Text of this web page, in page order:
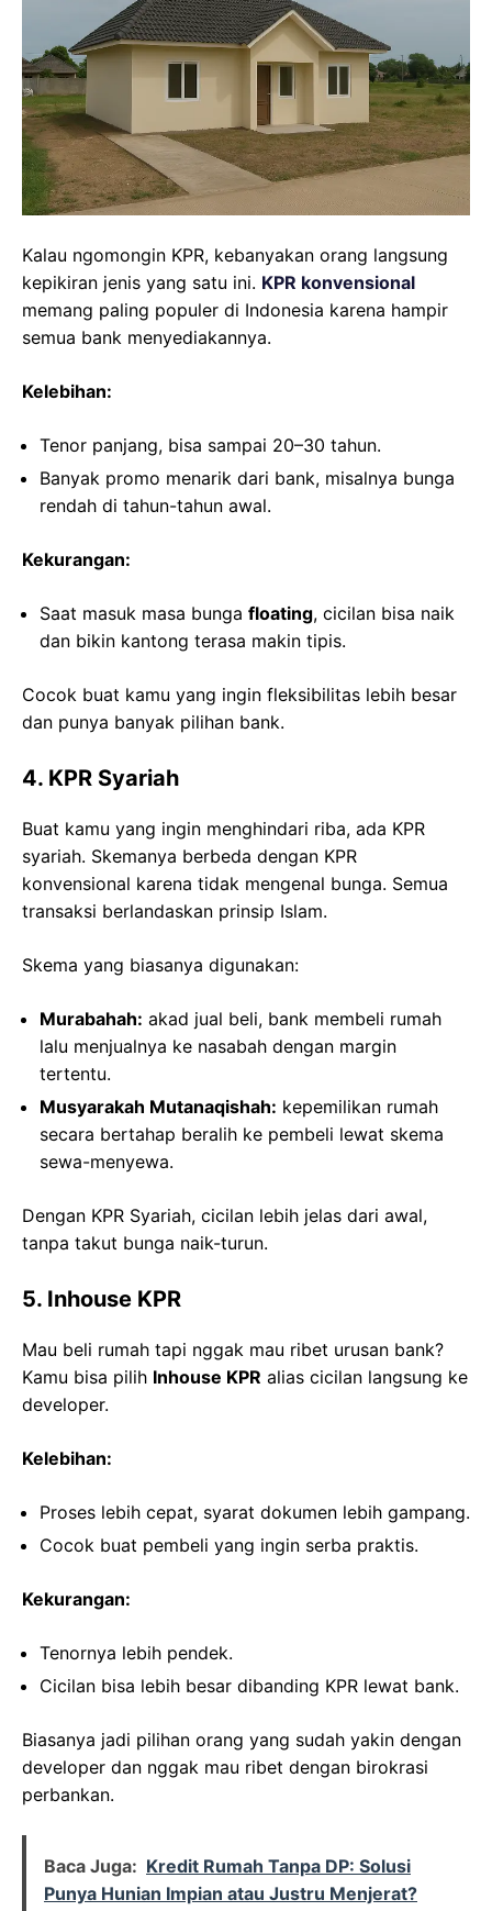
Kalau ngomongin KPR, kebanyakan orang langsung
kepikiran jenis yang satu ini. KPR konvensional
memang paling populer di Indonesia karena hampir
semua bank menyediakannya.
Kelebihan:
Tenor panjang, bisa sampai 20–30 tahun.
Banyak promo menarik dari bank, misalnya bunga
rendah di tahun-tahun awal.
Kekurangan:
Saat masuk masa bunga floating, cicilan bisa naik
dan bikin kantong terasa makin tipis.
Cocok buat kamu yang ingin fleksibilitas lebih besar
dan punya banyak pilihan bank.
4. KPR Syariah
Buat kamu yang ingin menghindari riba, ada KPR
syariah. Skemanya berbeda dengan KPR
konvensional karena tidak mengenal bunga. Semua
transaksi berlandaskan prinsip Islam.
Skema yang biasanya digunakan:
Murabahah: akad jual beli, bank membeli rumah
lalu menjualnya ke nasabah dengan margin
tertentu.
Musyarakah Mutanaqishah: kepemilikan rumah
secara bertahap beralih ke pembeli lewat skema
sewa-menyewa.
Dengan KPR Syariah, cicilan lebih jelas dari awal,
tanpa takut bunga naik-turun.
5. Inhouse KPR
Mau beli rumah tapi nggak mau ribet urusan bank?
Kamu bisa pilih Inhouse KPR alias cicilan langsung ke
developer.
Kelebihan:
Proses lebih cepat, syarat dokumen lebih gampang.
Cocok buat pembeli yang ingin serba praktis.
Kekurangan:
Tenornya lebih pendek.
Cicilan bisa lebih besar dibanding KPR lewat bank.
Biasanya jadi pilihan orang yang sudah yakin dengan
developer dan nggak mau ribet dengan birokrasi
perbankan.
Baca Juga: Kredit Rumah Tanpa DP: Solusi
Punya Hunian Impian atau Justru Menjerat?